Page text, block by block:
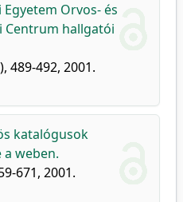
Orvos- és
Centrum hallgatói
489-492, 2001.
katalógusok
weben.
671, 2001.